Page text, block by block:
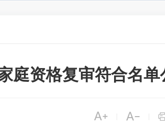
庭资格复审符合名单
 